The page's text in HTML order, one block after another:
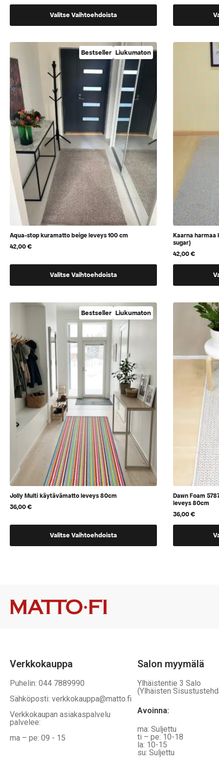
Valitse Vaihtoehdoista
tuotteella
vaihtoehtoja,
jotka
voidaan
valita
tuotteen
sivulla
tuotteella
Bestseller Liukumaton
Aqua-stop kuramatto beige leveys 100 cm
42,00€
Valitse Vaihtoehdoista
tuotteella
vaihtoehtoja,
voidaan
valita
tuotteen
sivulla
Kaarna
sugar)
42,00€
tuotteella
tuotteen
Bestseller Liukumaton
Jolly Multi käytävämatto leveys 80cm
36,00€
Valitse Vaihtoehdoista
tuotteella
valita
Dawn Foam
leveys 80cm
36,00€
tuotteella
Verkkokauppa
Puhelin: 044 7889990
Sähköposti: verkkokauppa@matto.fi
Verkkokaupan asiakaspalvelu
palvelee:
ma – pe: 09 - 15
Salon myymälä
Ylhäistentie 3 Salo
(Ylhäisten
Avoinna:
ma: Suljettu
ti – pe: 10-18
la: 10-15
su: Suljettu